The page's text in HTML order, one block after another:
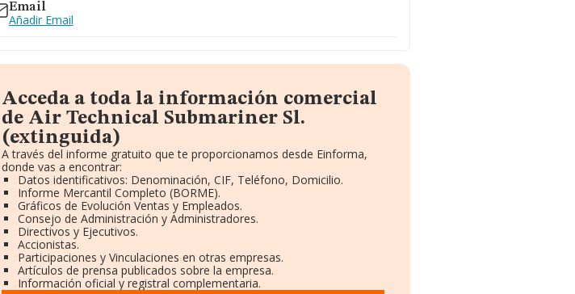
Email
Añadir Email
Acceda a toda la información comercial
de Air Technical Submariner Sl.
(extinguida)
A través del informe gratuito que te proporcionamos desde Einforma,
donde vas a encontrar:
Datos identificativos: Denominación, CIF, Teléfono, Domicilio.
Informe Mercantil Completo (BORME).
Gráficos de Evolución Ventas y Empleados.
Consejo de Administración y Administradores.
Directivos y Ejecutivos.
Accionistas.
Participaciones y Vinculaciones en otras empresas.
Artículos de prensa publicados sobre la empresa.
Información oficial y registral complementaria.